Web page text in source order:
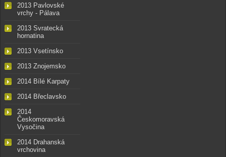
2013 Pavlovské
vrchy - Pálava
2013 Svratecká
hornatina
2013 Vsetínsko
2013 Znojemsko
2014 Bílé Karpaty
2014 Břeclavsko
2014
Českomoravská
Vysočina
2014 Drahanská
vrchovina